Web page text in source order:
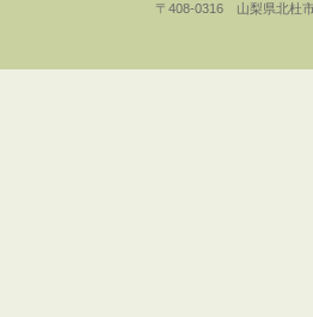
〒408-0316 山梨県北杜